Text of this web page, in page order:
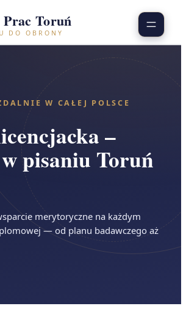
Prac Toruń
DO OBRONY
W CAŁEJ POLSCE
–
pisaniu Toruń
merytoryczne na każdym
— od planu badawczego aż